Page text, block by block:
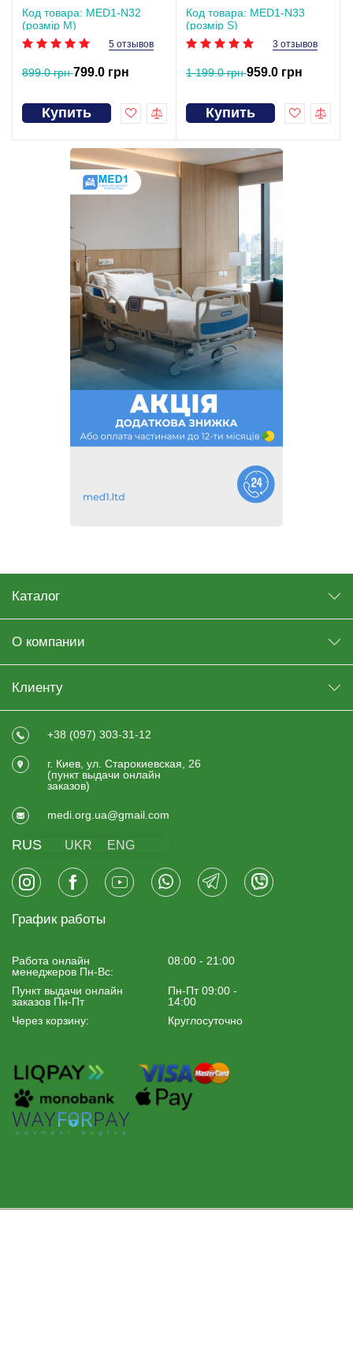
Код товара: MED1-N32
(розмір M)
5 отзывов
899.0 грн799.0 грн
Купить
Код товара: MED1-N33
(розмір S)
3 отзывов
1 199.0 грн959.0 грн
Купить
Каталог
О компании
Клиенту
+38 (097) 303-31-12
г. Киев, ул. Старокиевская, 26
(пункт выдачи онлайн
заказов)
medi.org.ua@gmail.com
RUS UKR ENG
График работы
Работа онлайн
менеджеров Пн-Вс:
08:00 - 21:00
Пункт выдачи онлайн
заказов Пн-Пт
Пн-Пт 09:00 -
14:00
Через корзину:
Круглосуточно